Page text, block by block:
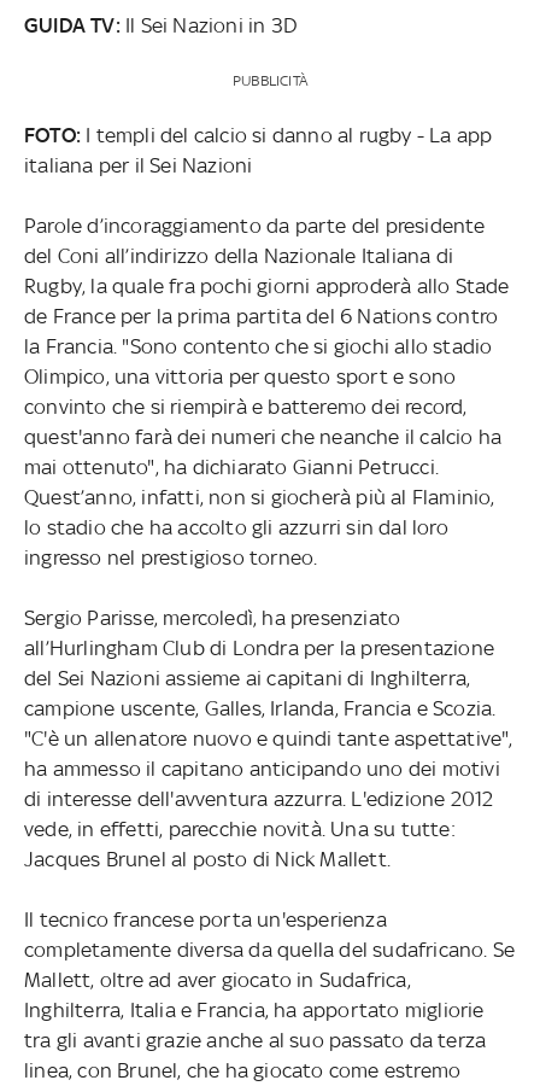
GUIDA TV: Il Sei Nazioni in 3D
PUBBLICITÀ
FOTO: I templi del calcio si danno al rugby - La app
italiana per il Sei Nazioni
Parole d’incoraggiamento da parte del presidente
del Coni all’indirizzo della Nazionale Italiana di
Rugby, la quale fra pochi giorni approderà allo Stade
de France per la prima partita del 6 Nations contro
la Francia. "Sono contento che si giochi allo stadio
Olimpico, una vittoria per questo sport e sono
convinto che si riempirà e batteremo dei record,
quest'anno farà dei numeri che neanche il calcio ha
mai ottenuto", ha dichiarato Gianni Petrucci.
Quest’anno, infatti, non si giocherà più al Flaminio,
lo stadio che ha accolto gli azzurri sin dal loro
ingresso nel prestigioso torneo.
Sergio Parisse, mercoledì, ha presenziato
all’Hurlingham Club di Londra per la presentazione
del Sei Nazioni assieme ai capitani di Inghilterra,
campione uscente, Galles, Irlanda, Francia e Scozia.
"C'è un allenatore nuovo e quindi tante aspettative",
ha ammesso il capitano anticipando uno dei motivi
di interesse dell'avventura azzurra. L'edizione 2012
vede, in effetti, parecchie novità. Una su tutte:
Jacques Brunel al posto di Nick Mallett.
Il tecnico francese porta un'esperienza
completamente diversa da quella del sudafricano. Se
Mallett, oltre ad aver giocato in Sudafrica,
Inghilterra, Italia e Francia, ha apportato migliorie
tra gli avanti grazie anche al suo passato da terza
linea, con Brunel, che ha giocato come estremo